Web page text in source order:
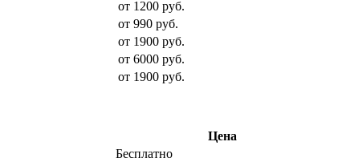
от 1200 руб.
от 990 руб.
от 1900 руб.
от 6000 руб.
от 1900 руб.
Цена
Бесплатно